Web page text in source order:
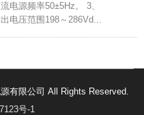
电源频率50±5Hz。 3、
电压范围198～286Vd...
有限公司 All Rights Reserved.
号-1